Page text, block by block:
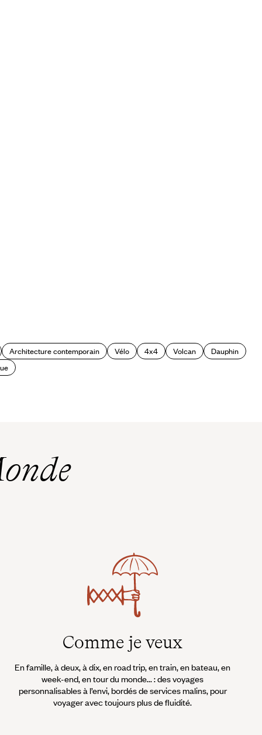
Architecture contemporain Vélo 4x4 Volcan
Dauphin
Comme je veux
En famille, à deux, à dix, en road trip, en train, en bateau, en
week-end, en tour du monde... : des voyages
personnalisables à l’envi, bordés de services malins, pour
voyager avec toujours plus de fluidité.